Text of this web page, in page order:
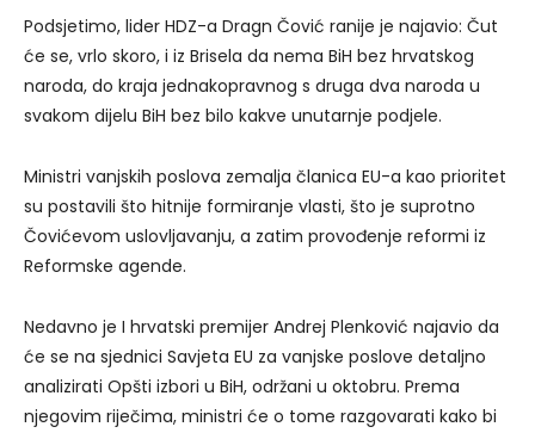
Podsjetimo, lider HDZ-a Dragn Čović ranije je najavio: Čut
će se, vrlo skoro, i iz Brisela da nema BiH bez hrvatskog
naroda, do kraja jednakopravnog s druga dva naroda u
svakom dijelu BiH bez bilo kakve unutarnje podjele.
Ministri vanjskih poslova zemalja članica EU-a kao prioritet
su postavili što hitnije formiranje vlasti, što je suprotno
Čovićevom uslovljavanju, a zatim provođenje reformi iz
Reformske agende.
Nedavno je I hrvatski premijer Andrej Plenković najavio da
će se na sjednici Savjeta EU za vanjske poslove detaljno
analizirati Opšti izbori u BiH, održani u oktobru. Prema
njegovim riječima, ministri će o tome razgovarati kako bi